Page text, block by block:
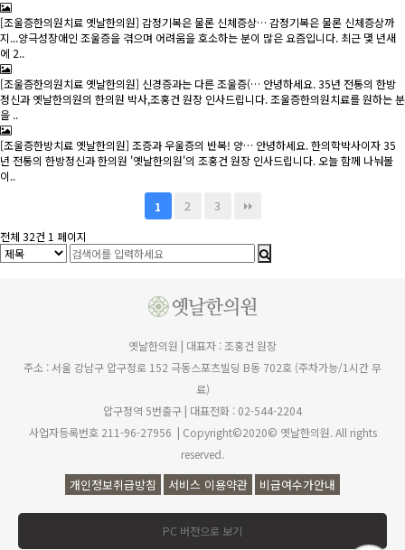
[조울증한의원치료 옛날한의원] 감정기복은 물론 신체증상… 감정기복은 물론 신체증상까
지...양극성장애 인 조울증을 겪으며 어려움을 호소하는 분이 많은 요즘입니다. 최근 몇 년새
에 2..
[조울증한의원치료 옛날한의원] 신경증과는 다른 조울증(… 안녕하세요. 35년 전통의 한방
정신과 옛날한의원의 한의원 박사,조홍건 원장 인사드립니다. 조울증한의원치료를 원하는 분
을 ..
[조울증한방치료 옛날한의원] 조증과 우울증의 반복! 양… 안녕하세요. 한의학박사이자 35
년 전통의 한방정신과 한의원 '옛날한의원'의 조홍건 원장 인사드립니다. 오늘 함께 나눠볼
이..
1
2 3
전체 32건 1 페이지
옛날한의원 | 대표자 : 조홍건 원장
주소 : 서울 강남구 압구정로 152 극동스포츠빌딩 B동 702호 (주차가능/1시간 무
료)
압구정역 5번출구 | 대표전화 : 02-544-2204
사업자등록번호 211-96-27956 | Copyright©2020© 옛날한의원. All rights
reserved.
개인정보취급방침 서비스 이용약관 비급여수가안내
PC 버전으로 보기